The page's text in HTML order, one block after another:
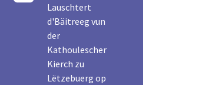
Lauschtert
d'Bäitreeg vun
der
Kathoulescher
Kierch zu
Lëtzebuerg op